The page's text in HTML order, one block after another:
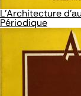
L'Architecture
Périodique